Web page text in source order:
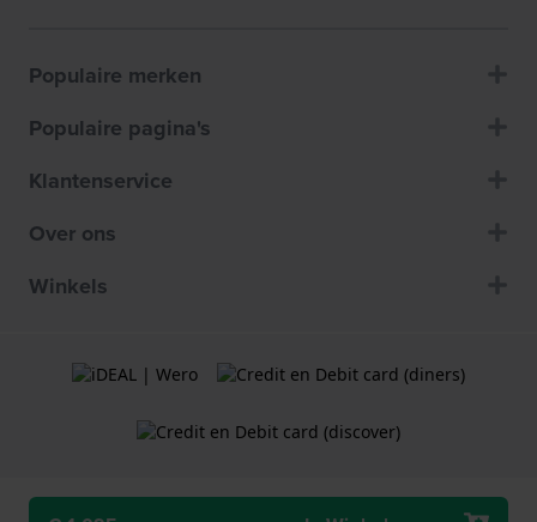
Populaire merken
Populaire pagina's
Klantenservice
Over ons
Winkels